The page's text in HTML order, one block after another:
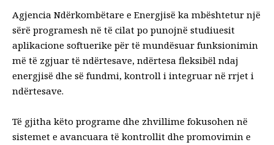
Agjencia Ndërkombëtare e Energjisë ka mbështetur një
sërë programesh në të cilat po punojnë studiuesit
aplikacione softuerike për të mundësuar funksionimin
më të zgjuar të ndërtesave, ndërtesa fleksibël ndaj
energjisë dhe së fundmi, kontroll i integruar në rrjet i
ndërtesave.
Të gjitha këto programe dhe zhvillime fokusohen në
sistemet e avancuara të kontrollit dhe promovimin e